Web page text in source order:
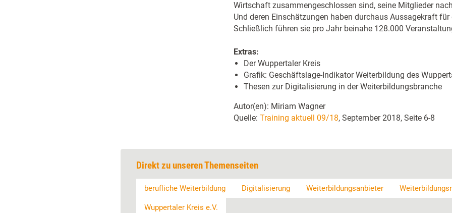
Wirtschaft zusammengeschlossen sind, seine Mitglieder
Und deren Einschätzungen haben durchaus Aussagekraft für
Schließlich führen sie pro Jahr beinahe 128.000
Extras:
Der Wuppertaler Kreis
Grafik: Geschäftslage-Indikator Weiterbildung des
Thesen zur Digitalisierung in der Weiterbildungsbranche
Autor(en): Miriam Wagner
Quelle: Training aktuell 09/18, September 2018, Seite 6-8
Direkt zu unseren Themenseiten
berufliche Weiterbildung Digitalisierung Weiterbildungsanbieter
Wuppertaler Kreis e.V.